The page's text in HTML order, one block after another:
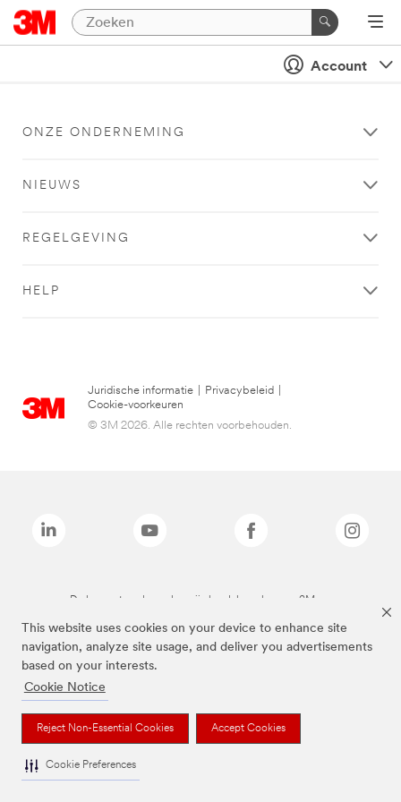
This website uses cookies on your device to enhance site
navigation, analyze site usage, and deliver you advertisements
based on your interests.
Cookie Notice
Reject Non-Essential Cookies Accept Cookies
Cookie Preferences
Account
ONZE ONDERNEMING
NIEUWS
REGELGEVING
HELP
Juridische informatie Privacybeleid
Cookie-voorkeuren
© 3M 2026. Alle rechten voorbehouden.
De bovenstaande merken zijn handelsmerken van 3M.we